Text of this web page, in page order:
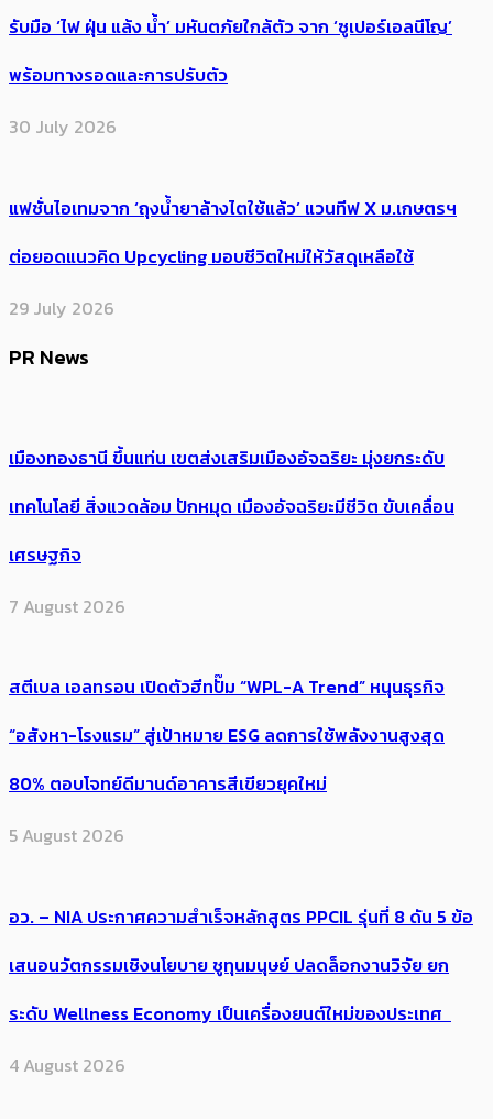
รับมือ ‘ไฟ ฝุ่น แล้ง น้ำ’ มหันตภัยใกล้ตัว จาก ‘ซูเปอร์เอลนีโญ’
พร้อมทางรอดและการปรับตัว
30 July 2026
แฟชั่นไอเทมจาก ‘ถุงน้ำยาล้างไตใช้แล้ว’ แวนทีฟ X ม.เกษตรฯ
ต่อยอดแนวคิด Upcycling มอบชีวิตใหม่ให้วัสดุเหลือใช้
29 July 2026
PR News
เมืองทองธานี ขึ้นแท่น เขตส่งเสริมเมืองอัจฉริยะ มุ่งยกระดับ
เทคโนโลยี สิ่งแวดล้อม ปักหมุด เมืองอัจฉริยะมีชีวิต ขับเคลื่อน
เศรษฐกิจ
7 August 2026
สตีเบล เอลทรอน เปิดตัวฮีทปั๊ม “WPL-A Trend” หนุนธุรกิจ
“อสังหา-โรงแรม” สู่เป้าหมาย ESG ลดการใช้พลังงานสูงสุด
80% ตอบโจทย์ดีมานด์อาคารสีเขียวยุคใหม่
5 August 2026
อว. – NIA ประกาศความสำเร็จหลักสูตร PPCIL รุ่นที่ 8 ดัน 5 ข้อ
เสนอนวัตกรรมเชิงนโยบาย ชูทุนมนุษย์ ปลดล็อกงานวิจัย ยก
ระดับ Wellness Economy เป็นเครื่องยนต์ใหม่ของประเทศ
4 August 2026